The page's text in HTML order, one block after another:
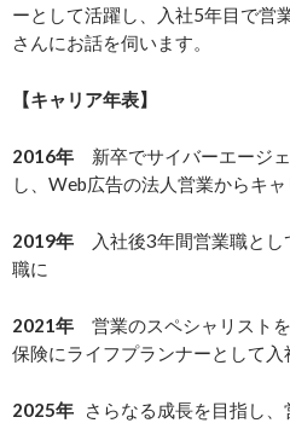
ーとして活躍し、入社5年目で営
さんにお話を伺います。
【キャリア年表】
2016年 新卒でサイバーエージ
し、Web広告の法人営業からキ
2019年 入社後3年間営業職とし
職に
2021年 営業のスペシャリスト
保険にライフプランナーとして入
2025年
さらなる成長を目指し